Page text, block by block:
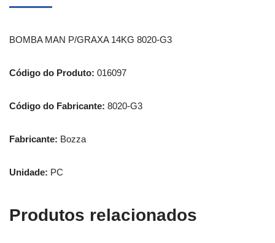
BOMBA MAN P/GRAXA 14KG 8020-G3
Código do Produto: 016097
Código do Fabricante: 8020-G3
Fabricante: Bozza
Unidade: PC
Produtos relacionados